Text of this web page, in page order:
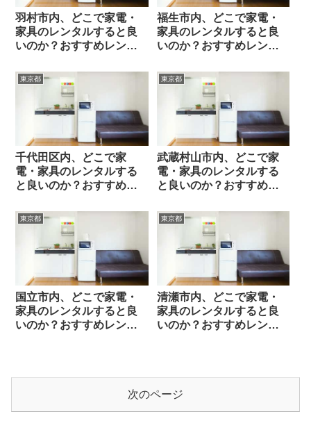
羽村市内、どこで家電・
家具のレンタルすると良
いのか？おすすめレンタ
ト
福生市内、どこで家電・
家具のレンタルすると良
いのか？おすすめレンタ
ト
東京都
千代田区内、どこで家
電・家具のレンタルする
と良いのか？おすすめレ
イント
東京都
武蔵村山市内、どこで家
電・家具のレンタルする
と良いのか？おすすめレ
イント
東京都
国立市内、どこで家電・
家具のレンタルすると良
いのか？おすすめレンタ
東京都
清瀬市内、どこで家電・
家具のレンタルすると良
いのか？おすすめレンタ
次のページ